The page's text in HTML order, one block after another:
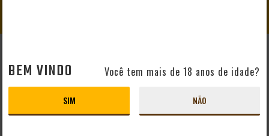
AJUDA E SUPORTE
Perguntas Frequentes
Formas de Pagamento
BEM VINDO Você tem mais de 18 anos de idade?
SIM NÃO